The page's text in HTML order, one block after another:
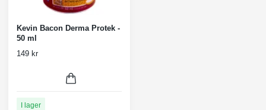
Kevin Bacon Derma Protek -
50 ml
149 kr
I lager